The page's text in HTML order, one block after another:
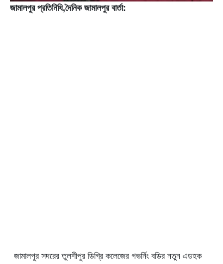
জামালপুর প্রতিনিধি,দৈনিক জামালপুর বার্তা:
জামালপুর সদরের তুলশীপুর ডিগ্রি কলেজের গভর্নিং বডির নতুন এডহক